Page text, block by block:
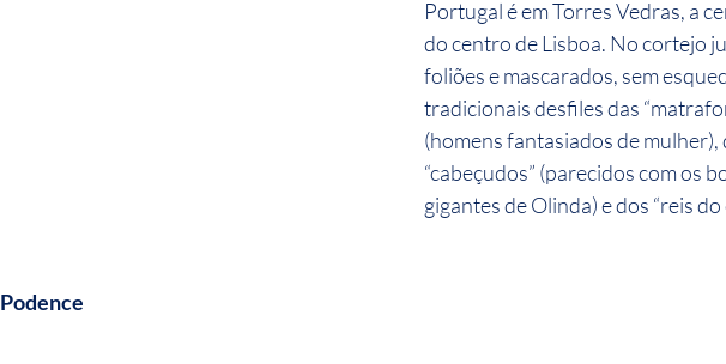
Portugal é em Torres Vedras, a
do centro de Lisboa. No cortejo
foliões e mascarados, sem
tradicionais desfiles das
(homens fantasiados de mulher),
“cabeçudos” (parecidos com os
gigantes de Olinda) e dos “reis do
Podence